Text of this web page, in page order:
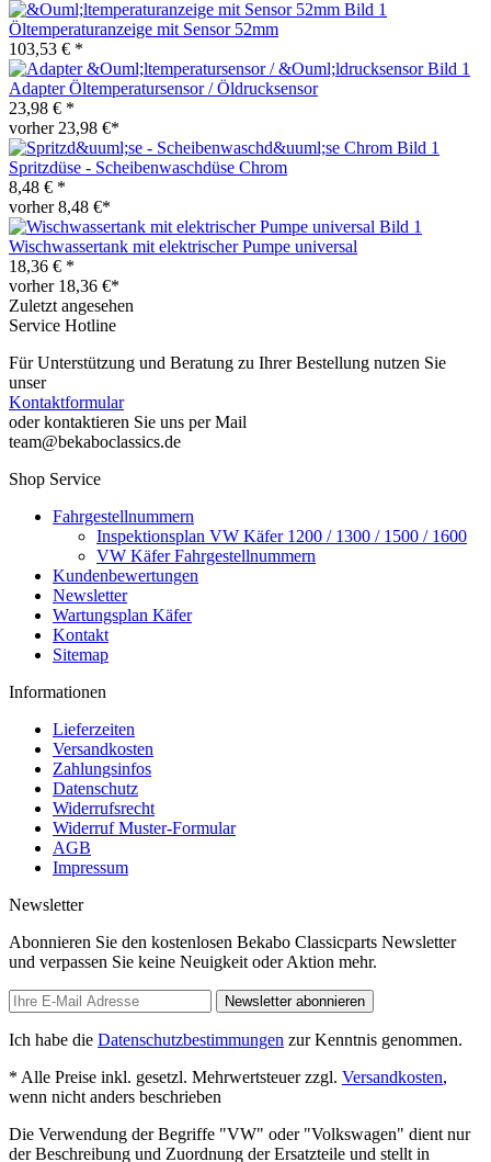
Öltemperaturanzeige mit Sensor 52mm
103,53 € *
Adapter Öltemperatursensor / Öldrucksensor
23,98 € *
vorher 23,98 €*
Spritzdüse - Scheibenwaschdüse Chrom
8,48 € *
vorher 8,48 €*
Wischwassertank mit elektrischer Pumpe universal
18,36 € *
vorher 18,36 €*
Zuletzt angesehen
Service Hotline
Für Unterstützung und Beratung zu Ihrer Bestellung nutzen Sie
unser
Kontaktformular
oder kontaktieren Sie uns per Mail
team@bekaboclassics.de
Shop Service
Fahrgestellnummern
Inspektionsplan VW Käfer 1200 / 1300 / 1500 / 1600
VW Käfer Fahrgestellnummern
Kundenbewertungen
Newsletter
Wartungsplan Käfer
Kontakt
Sitemap
Informationen
Lieferzeiten
Versandkosten
Zahlungsinfos
Datenschutz
Widerrufsrecht
Widerruf Muster-Formular
AGB
Impressum
Newsletter
Abonnieren Sie den kostenlosen Bekabo Classicparts Newsletter
und verpassen Sie keine Neuigkeit oder Aktion mehr.
Newsletter abonnieren
Ich habe die Datenschutzbestimmungen zur Kenntnis genommen.
* Alle Preise inkl. gesetzl. Mehrwertsteuer zzgl. Versandkosten,
wenn nicht anders beschrieben
Die Verwendung der Begriffe "VW" oder "Volkswagen" dient nur
der Beschreibung und Zuordnung der Ersatzteile und stellt in